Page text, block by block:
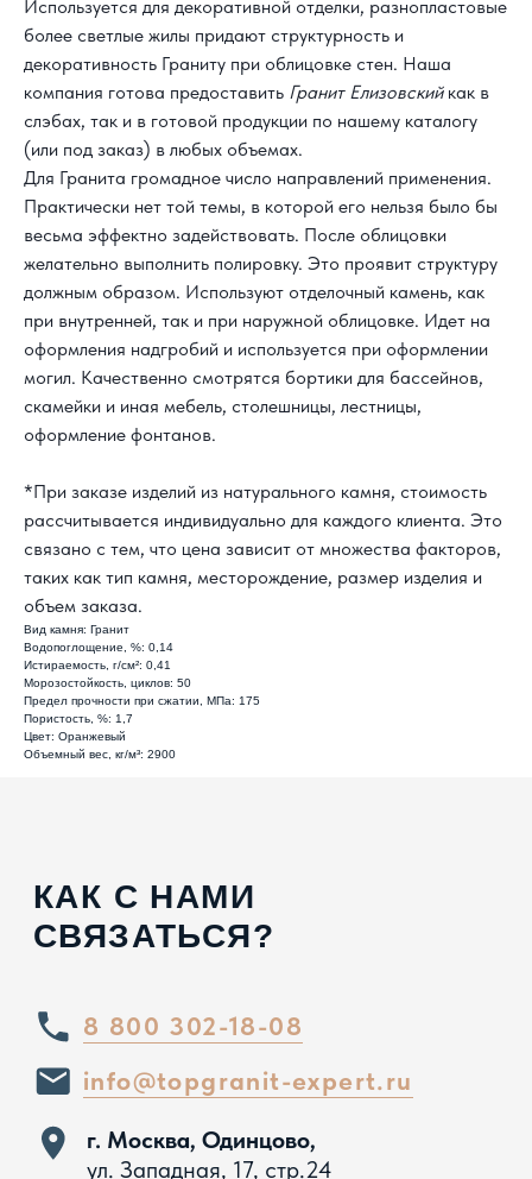
Используется для декоративной отделки, разнопластовые
более светлые жилы придают структурность и
декоративность Граниту при облицовке стен. Наша
компания готова предоставить Гранит Елизовскийкак в
слэбах, так и в готовой продукции по нашему каталогу
(или под заказ) в любых объемах.
Для Гранита громадное число направлений применения.
Практически нет той темы, в которой его нельзя было бы
весьма эффектно задействовать. После облицовки
желательно выполнить полировку. Это проявит структуру
должным образом. Используют отделочный камень, как
при внутренней, так и при наружной облицовке. Идет на
оформления надгробий и используется при оформлении
могил. Качественно смотрятся бортики для бассейнов,
скамейки и иная мебель, столешницы, лестницы,
оформление фонтанов.
*При заказе изделий из натурального камня, стоимость
рассчитывается индивидуально для каждого клиента. Это
связано с тем, что цена зависит от множества факторов,
таких как тип камня, месторождение, размер изделия и
объем заказа.
Вид камня: Гранит
Водопоглощение, %: 0,14
Истираемость, г/см²: 0,41
Морозостойкость, циклов: 50
Предел прочности при сжатии, МПа: 175
Пористость, %: 1,7
Цвет: Оранжевый
Объемный вес, кг/м³: 2900
КАК С НАМИ
СВЯЗАТЬСЯ?
info@topgranit-expert.ru
г. Москва, Одинцово,
ул. Западная, 17, стр.24
г. Сочи, пгт. «Сириус»,
Победы, д.65
г. Санкт-Петербург,
проспект 66 корп. 1